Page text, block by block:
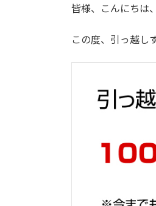
皆様、こんにちは
この度、引っ越し